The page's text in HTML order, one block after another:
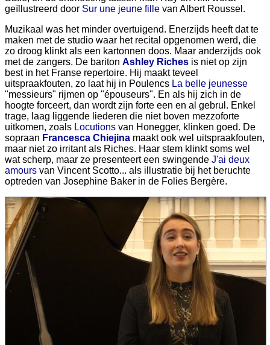
geïllustreerd door Sur une jeune fille van Albert Roussel.
Muzikaal was het minder overtuigend. Enerzijds heeft dat te
maken met de studio waar het recital opgenomen werd, die
zo droog klinkt als een kartonnen doos. Maar anderzijds ook
met de zangers. De bariton Ashley Riches is niet op zijn
best in het Franse repertoire. Hij maakt teveel
uitspraakfouten, zo laat hij in Poulencs La belle jeunesse
"messieurs" rijmen op "épouseurs". En als hij zich in de
hoogte forceert, dan wordt zijn forte een en al gebrul. Enkel
trage, laag liggende liederen die niet boven mezzoforte
uitkomen, zoals Locutions van Honegger, klinken goed. De
sopraan Francesca Chiejina maakt ook wel uitspraakfouten,
maar niet zo irritant als Riches. Haar stem klinkt soms wel
wat scherp, maar ze presenteert een swingende J'ai deux
amours van Vincent Scotto... als illustratie bij het beruchte
optreden van Josephine Baker in de Folies Bergère.